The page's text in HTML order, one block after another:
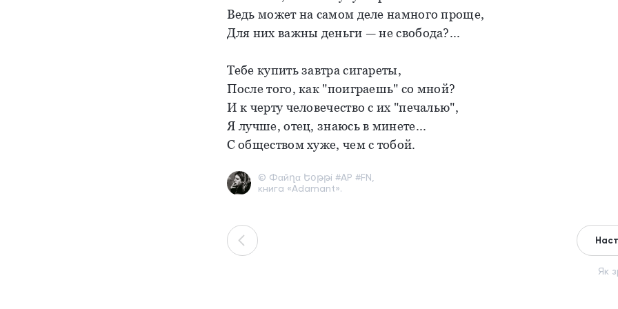
Ведь может на самом деле намного проще,
Для них важны деньги — не свобода?...
Тебе купить завтра сигареты,
После того, как "поиграешь" со мной?
И к черту человечество с их "печалью",
Я лучше, отец, знаюсь в минете...
С обществом хуже, чем с тобой.
© Фαйղα Եօթթí #AР #FN,
книга «Adamant».
Як